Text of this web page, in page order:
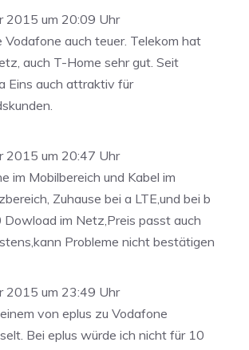
2015 um 20:09 Uhr
Vodafone auch teuer. Telekom hat
auch T-Home sehr gut. Seit
Eins auch attraktiv für
2015 um 20:47 Uhr
im Mobilbereich und Kabel im
Zuhause bei a LTE,und bei b
im Netz,Preis passt auch
Probleme nicht bestätigen
2015 um 23:49 Uhr
von eplus zu Vodafone
Bei eplus würde ich nicht für 10